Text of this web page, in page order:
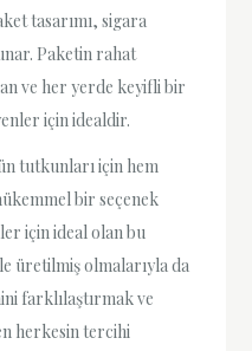
tasarımı, sigara
Paketin rahat
ve her yerde keyifli bir
için idealdir.
tutkunları için hem
bir seçenek
için ideal olan bu
üretilmiş olmalarıyla da
farklılaştırmak ve
herkesin tercihi